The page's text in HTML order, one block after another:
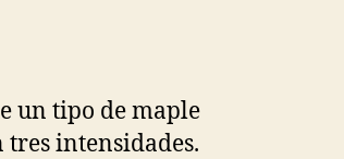
un tipo de maple
intensidades.